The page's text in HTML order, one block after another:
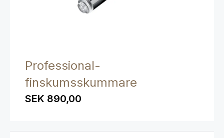
Professional-
finskumsskummare
SEK 890,00